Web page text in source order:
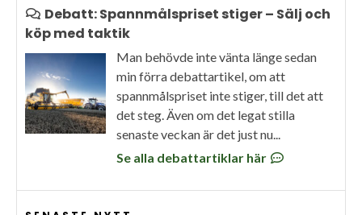
Debatt: Spannmålspriset stiger – Sälj och
köp med taktik
Man behövde inte vänta länge sedan
min förra debattartikel, om att
spannmålspriset inte stiger, till det att
det steg. Även om det legat stilla
senaste veckan är det just nu...
Se alla debattartiklar här